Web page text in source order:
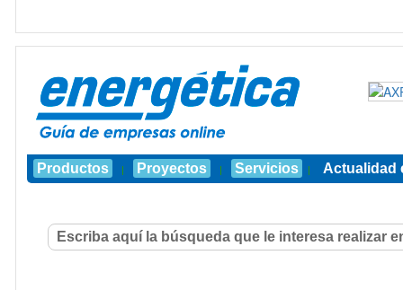
Productos | Proyectos | Servicios | Actualidad